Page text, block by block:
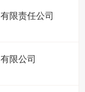
限责任公司
限公司